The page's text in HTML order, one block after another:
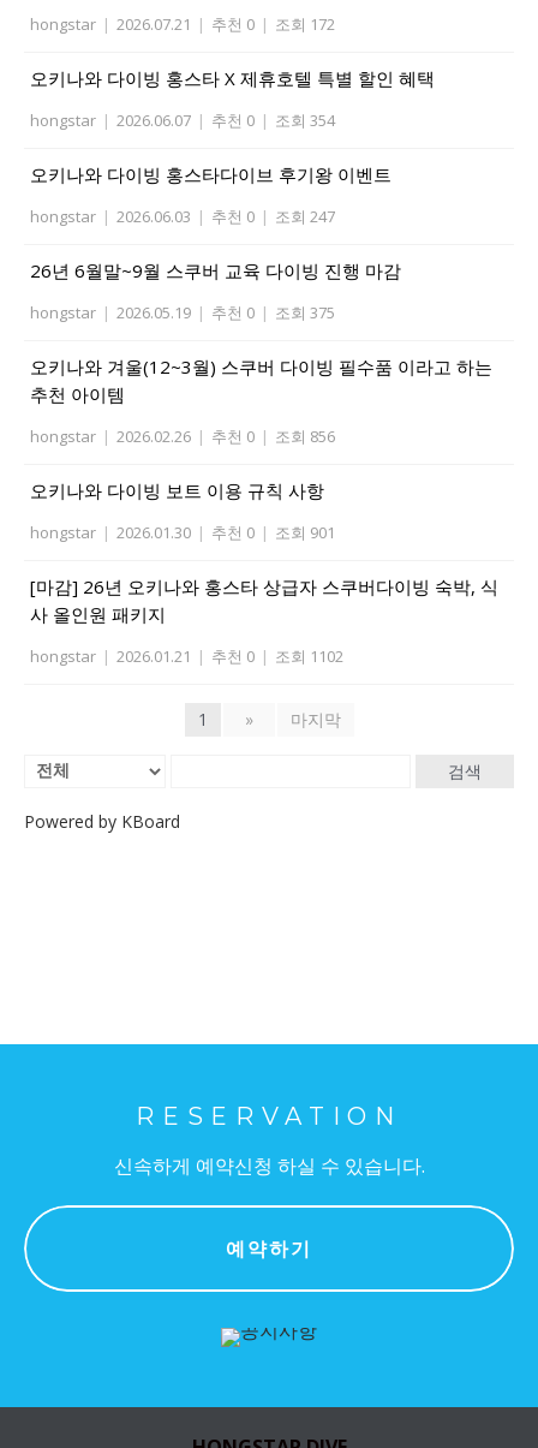
hongstar | 2026.07.21 | 추천 0 | 조회 172
오키나와 다이빙 홍스타 X 제휴호텔 특별 할인 혜택
hongstar | 2026.06.07 | 추천 0 | 조회 354
오키나와 다이빙 홍스타다이브 후기왕 이벤트
hongstar | 2026.06.03 | 추천 0 | 조회 247
26년 6월말~9월 스쿠버 교육 다이빙 진행 마감
hongstar | 2026.05.19 | 추천 0 | 조회 375
오키나와 겨울(12~3월) 스쿠버 다이빙 필수품 이라고 하는
추천 아이템
hongstar | 2026.02.26 | 추천 0 | 조회 856
오키나와 다이빙 보트 이용 규칙 사항
hongstar | 2026.01.30 | 추천 0 | 조회 901
[마감] 26년 오키나와 홍스타 상급자 스쿠버다이빙 숙박, 식
사 올인원 패키지
hongstar | 2026.01.21 | 추천 0 | 조회 1102
1 » 마지막
검색
Powered by KBoard
RESERVATION
신속하게 예약신청 하실 수 있습니다.
예약하기